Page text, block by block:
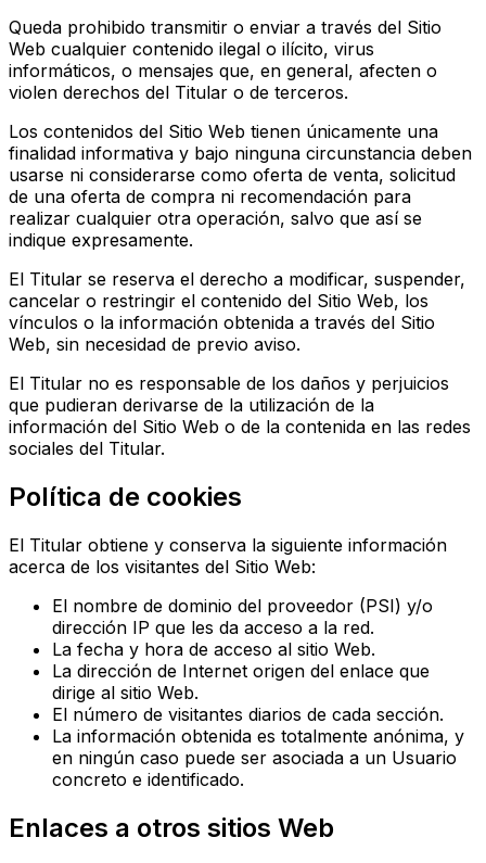
Queda prohibido transmitir o enviar a través del Sitio
Web cualquier contenido ilegal o ilícito, virus
informáticos, o mensajes que, en general, afecten o
violen derechos del Titular o de terceros.
Los contenidos del Sitio Web tienen únicamente una
finalidad informativa y bajo ninguna circunstancia deben
usarse ni considerarse como oferta de venta, solicitud
de una oferta de compra ni recomendación para
realizar cualquier otra operación, salvo que así se
indique expresamente.
El Titular se reserva el derecho a modificar, suspender,
cancelar o restringir el contenido del Sitio Web, los
vínculos o la información obtenida a través del Sitio
Web, sin necesidad de previo aviso.
El Titular no es responsable de los daños y perjuicios
que pudieran derivarse de la utilización de la
información del Sitio Web o de la contenida en las redes
sociales del Titular.
Política de cookies
El Titular obtiene y conserva la siguiente información
acerca de los visitantes del Sitio Web:
El nombre de dominio del proveedor (PSI) y/o
dirección IP que les da acceso a la red.
La fecha y hora de acceso al sitio Web.
La dirección de Internet origen del enlace que
dirige al sitio Web.
El número de visitantes diarios de cada sección.
La información obtenida es totalmente anónima, y
en ningún caso puede ser asociada a un Usuario
concreto e identificado.
Enlaces a otros sitios Web